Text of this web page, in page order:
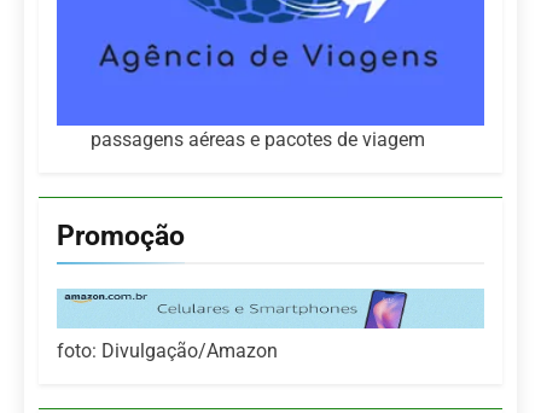
passagens aéreas e pacotes de viagem
Promoção
foto: Divulgação/Amazon